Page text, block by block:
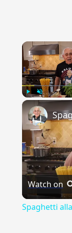
Unmute
Watch on
Spaghetti